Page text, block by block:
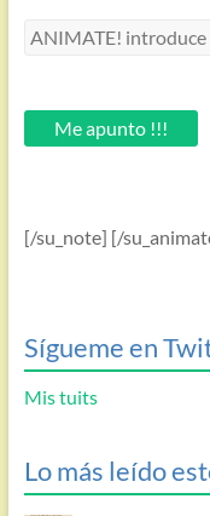
ANIMATE!
email.Me apunto !!!
[/su_note] [/
Sígueme en
Mis tuits
Lo más leído